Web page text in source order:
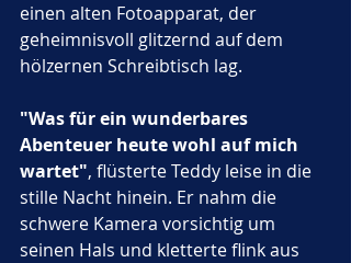
einen alten Fotoapparat, der
geheimnisvoll glitzernd auf dem
hölzernen Schreibtisch lag.
"Was für ein wunderbares
Abenteuer heute wohl auf mich
wartet", flüsterte Teddy leise in die
stille Nacht hinein. Er nahm die
schwere Kamera vorsichtig um
seinen Hals und kletterte flink aus